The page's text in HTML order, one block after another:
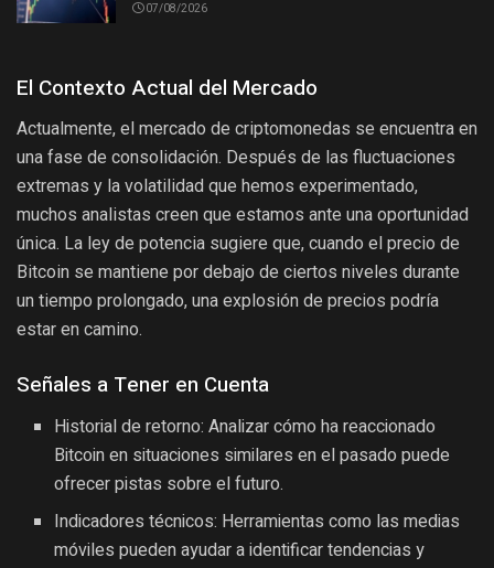
07/08/2026
El Contexto Actual del Mercado
Actualmente, el mercado de criptomonedas se encuentra en
una fase de consolidación. Después de las fluctuaciones
extremas y la volatilidad que hemos experimentado,
muchos analistas creen que estamos ante una oportunidad
única. La ley de potencia sugiere que, cuando el precio de
Bitcoin se mantiene por debajo de ciertos niveles durante
un tiempo prolongado, una explosión de precios podría
estar en camino.
Señales a Tener en Cuenta
Historial de retorno: Analizar cómo ha reaccionado
Bitcoin en situaciones similares en el pasado puede
ofrecer pistas sobre el futuro.
Indicadores técnicos: Herramientas como las medias
móviles pueden ayudar a identificar tendencias y